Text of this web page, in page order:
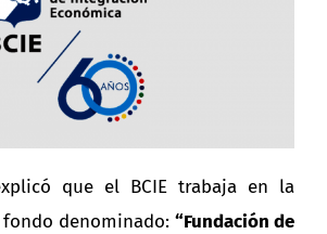
que el BCIE trabaja en la
denominado: “Fundación de